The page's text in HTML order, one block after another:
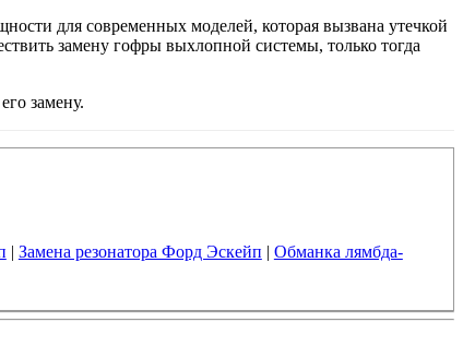
для современных моделей, которая вызвана утечкой
замену гофры выхлопной системы, только тогда
замену.
| Замена резонатора Форд Эскейп | Обманка лямбда-